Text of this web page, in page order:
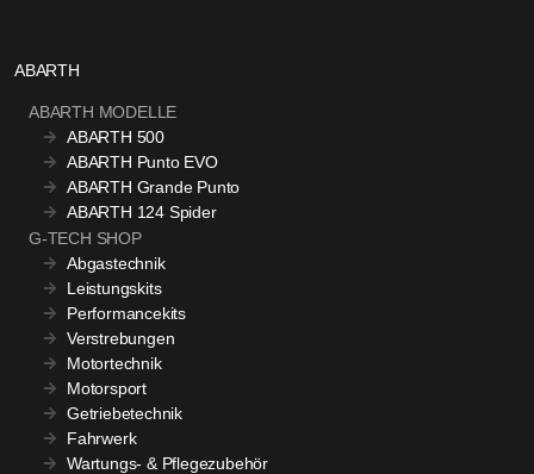
ABARTH
ABARTH MODELLE
ABARTH 500
ABARTH Punto EVO
ABARTH Grande Punto
ABARTH 124 Spider
G-TECH SHOP
Abgastechnik
Leistungskits
Performancekits
Verstrebungen
Motortechnik
Motorsport
Getriebetechnik
Fahrwerk
Wartungs- & Pflegezubehör